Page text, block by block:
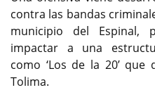
contra las bandas
municipio del
impactar a una
como ‘Los de la 20’
Tolima.